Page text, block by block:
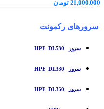
21,000,000 تومان
سرورهای رکمونت
سرور HPE DL580
سرور HPE DL380
سرور HPE DL360